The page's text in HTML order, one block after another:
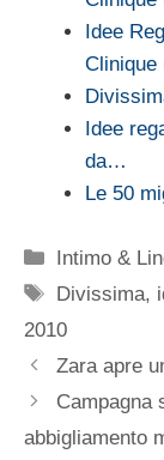
Idee
Clinique
Idee
da…
Le 50
Categorie
Intimo &
Tag
Divissima,
2010
Zara apre
Campagna
abbigliamento